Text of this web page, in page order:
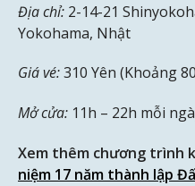
Địa chỉ: 2-14-21
Yokohama, Nhật
Giá vé:310 Yên (Khoảng
Mở cửa: 11h – 22h mỗi
Xem thêm chương trình
niệm 17 năm thành lập